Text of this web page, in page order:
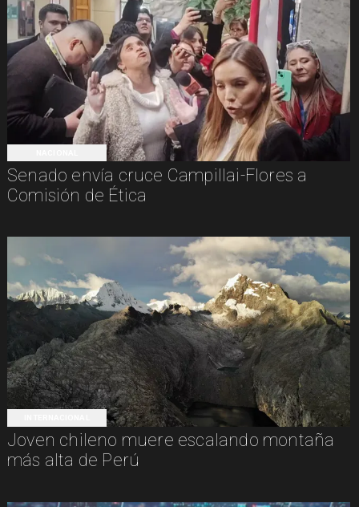
Senado envía cruce Campillai-Flores a
Comisión de Ética
Joven chileno muere escalando montaña
más alta de Perú